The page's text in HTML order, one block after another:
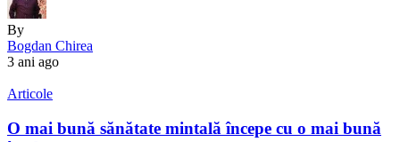
By
Bogdan Chirea
3 ani ago
Articole
O mai bună sănătate mintală începe cu o mai bună